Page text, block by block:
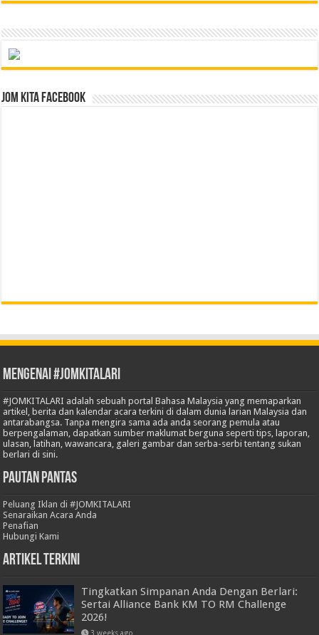
Jom Kita Facebook
Mengenai #JOMKITALARI
#JOMKITALARI adalah sebuah portal Bahasa Malaysia yang memaparkan
artikel, berita dan kalendar acara terkini di dalam dunia larian Malaysia dan
antarabangsa. Tanpa mengira sama ada anda seorang pemula atau
berpengalaman, dapatkan sumber maklumat berguna seperti tips, laporan,
ulasan, latihan, wawancara, galeri gambar dan serba-serbi tentang sukan
berlari di sini.
Pautan Pantas
Peluang Iklan di #JOMKITALARI
Senaraikan Acara Anda
Penafian
Hubungi Kami
Artikel Terkini
Tingkatkan Simpanan Anda Dengan Berlari:
Sertai Alliance Bank KM TO RM Challenge
2026!
3 weeks ago